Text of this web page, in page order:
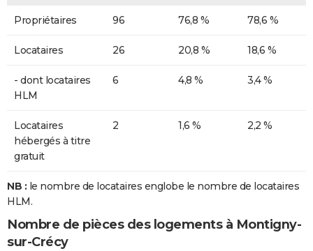
Propriétaires 96 76,8 % 78,6 %
Locataires 26 20,8 % 18,6 %
- dont locataires
HLM
6 4,8 % 3,4 %
Locataires
hébergés à titre
gratuit
2 1,6 % 2,2 %
NB : le nombre de locataires englobe le nombre de locataires
HLM.
Nombre de pièces des logements à Montigny-
sur-Crécy